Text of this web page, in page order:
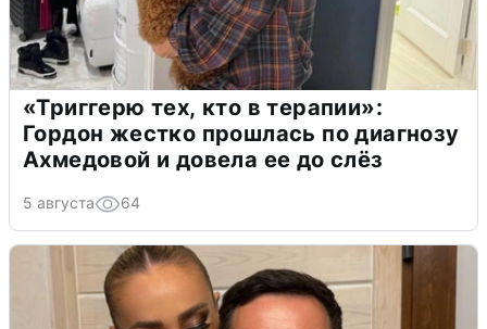
«Триггерю тех, кто в терапии»:
Гордон жестко прошлась по диагнозу
Ахмедовой и довела ее до слёз
5 августа 64